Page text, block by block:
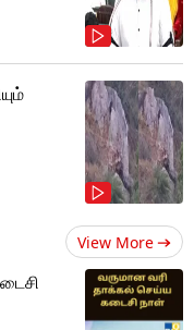
View More